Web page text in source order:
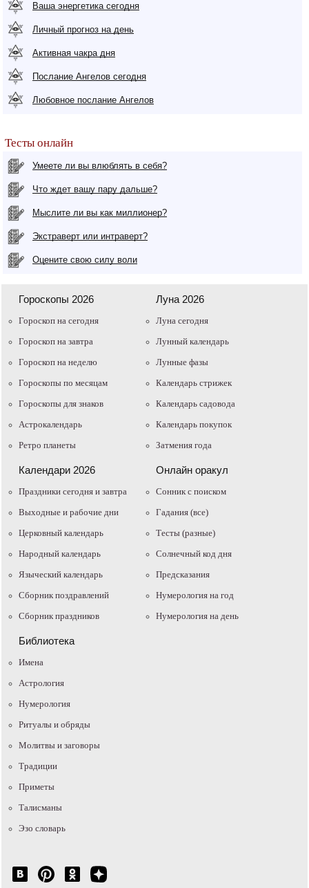
Ваша энергетика сегодня
Личный прогноз на день
Активная чакра дня
Послание Ангелов сегодня
Любовное послание Ангелов
Тесты онлайн
Умеете ли вы влюблять в себя?
Что ждет вашу пару дальше?
Мыслите ли вы как миллионер?
Экстраверт или интраверт?
Оцените свою силу воли
Гороскопы 2026
Гороскоп на сегодня
Гороскоп на завтра
Гороскоп на неделю
Гороскопы по месяцам
Гороскопы для знаков
Астрокалендарь
Ретро планеты
Луна 2026
Луна сегодня
Лунный календарь
Лунные фазы
Календарь стрижек
Календарь садовода
Календарь покупок
Затмения года
Календари 2026
Праздники сегодня и завтра
Выходные и рабочие дни
Церковный календарь
Народный календарь
Языческий календарь
Сборник поздравлений
Сборник праздников
Онлайн оракул
Cонник с поиском
Гадания (все)
Тесты (разные)
Солнечный код дня
Предсказания
Нумерология на год
Нумерология на день
Библиотека
Имена
Астрология
Нумерология
Ритуалы и обряды
Молитвы и заговоры
Традиции
Приметы
Талисманы
Эзо словарь